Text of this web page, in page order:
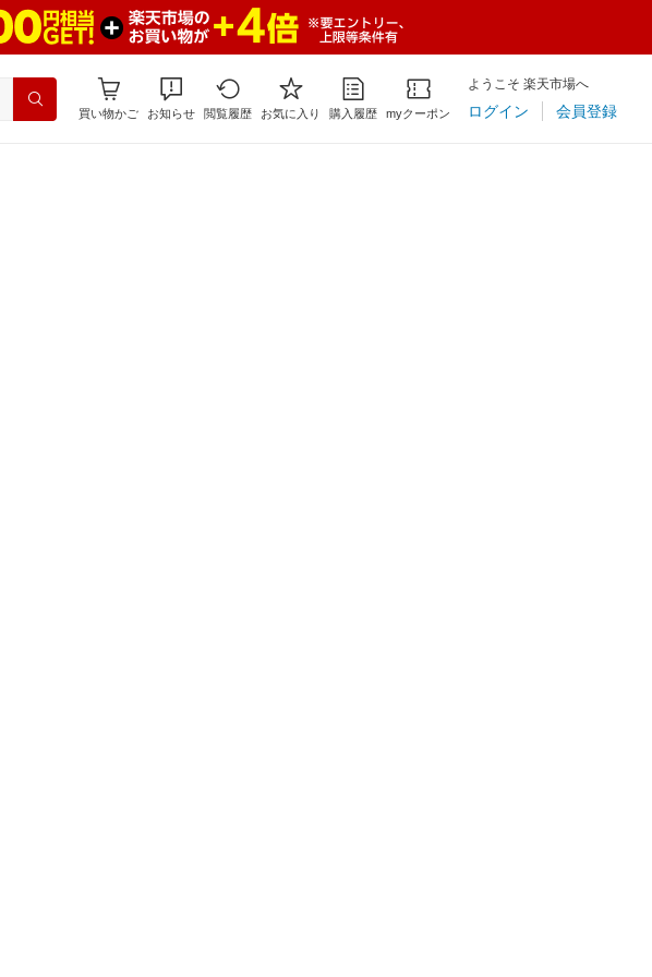
買い物かご お知らせ 閲覧履歴 お気に入り 購入履歴 myクーポン
ようこそ 楽天市場へ
ログイン 会員登録